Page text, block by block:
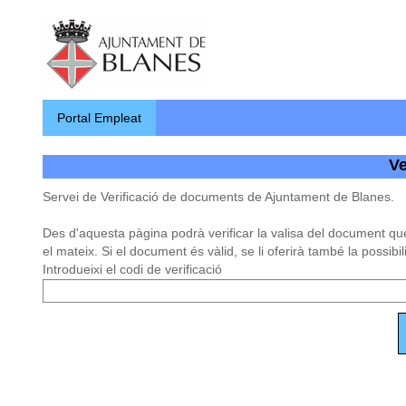
Portal Empleat
Servei de Verificació de documents de Ajuntament de Blanes.
Des d'aquesta pàgina podrà verificar la valisa del document
el mateix. Si el document és vàlid, se li oferirà també la
Introdueixi el codi de verificació